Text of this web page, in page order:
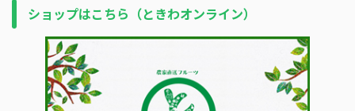
ショップはこちら（ときわオンライン）